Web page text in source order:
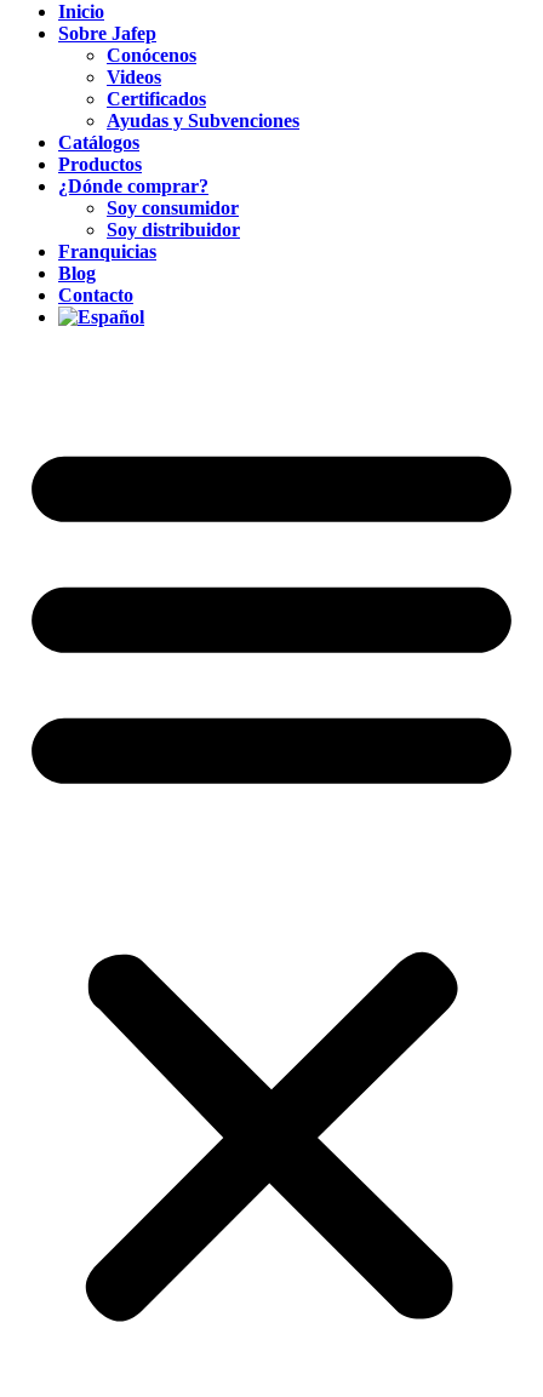
Inicio
Sobre Jafep
Conócenos
Videos
Certificados
Ayudas y Subvenciones
Catálogos
Productos
¿Dónde comprar?
Soy consumidor
Soy distribuidor
Franquicias
Blog
Contacto